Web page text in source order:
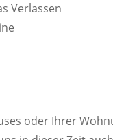
Verlassen
oder Ihrer